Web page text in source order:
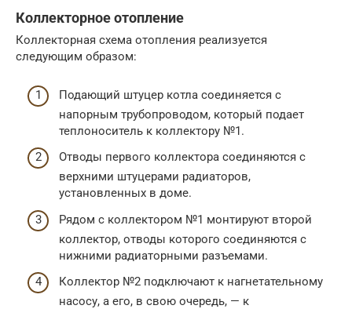
Коллекторное отопление
Коллекторная схема отопления реализуется
следующим образом:
Подающий штуцер котла соединяется с
напорным трубопроводом, который подает
теплоноситель к коллектору №1.
Отводы первого коллектора соединяются с
верхними штуцерами радиаторов,
установленных в доме.
Рядом с коллектором №1 монтируют второй
коллектор, отводы которого соединяются с
нижними радиаторными разъемами.
Коллектор №2 подключают к нагнетательному
насосу, а его, в свою очередь, — к